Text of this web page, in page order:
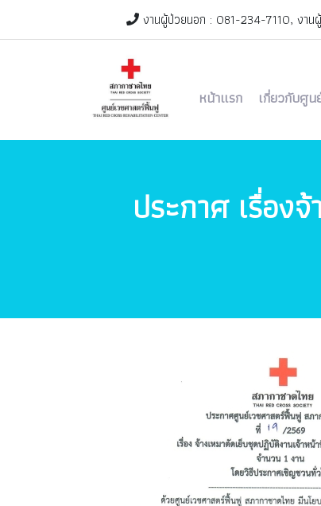
งานผู้ป่วยนอก : 081-234-7110, งา
หน้าแรก เกี่ยวกับศูน
ประกาศ เรื่อง